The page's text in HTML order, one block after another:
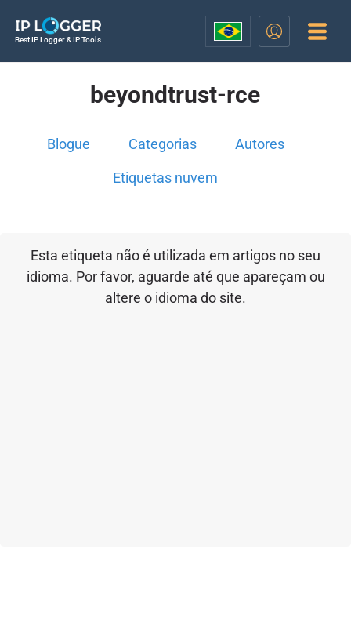
Best IP Logger & IP Tools
beyondtrust-rce
Blogue Categorias Autores
Etiquetas nuvem